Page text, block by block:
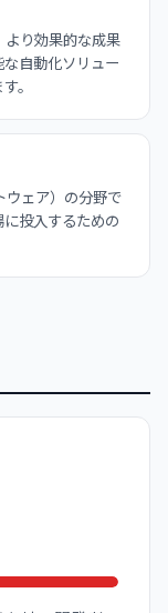
より効果的な成果
自動化ソリュー
。
ウェア）の分野で
投入するための